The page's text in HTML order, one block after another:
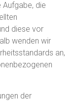
die
diese vor
wenden wir
an,
der